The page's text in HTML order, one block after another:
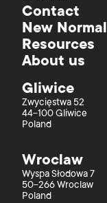
Contact
New Normal
Resources
About us
Gliwice
Zwycięstwa 52
44-100 Gliwice
Poland
Wroclaw
Wyspa Słodowa 7
50-266 Wroclaw
Poland